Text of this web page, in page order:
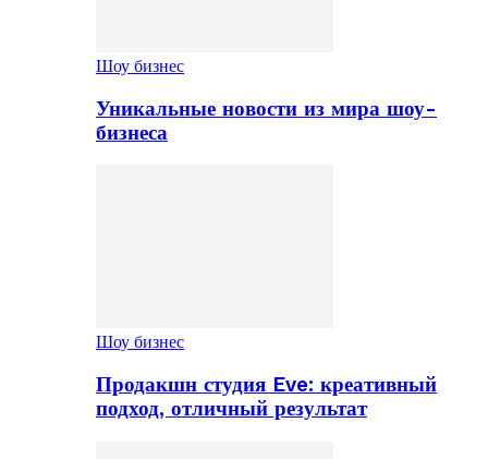
Шоу бизнес
Уникальные новости из мира шоу-
бизнеса
Шоу бизнес
Продакшн студия Eve: креативный
подход, отличный результат